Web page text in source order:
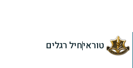
טוראיחיל רגלים